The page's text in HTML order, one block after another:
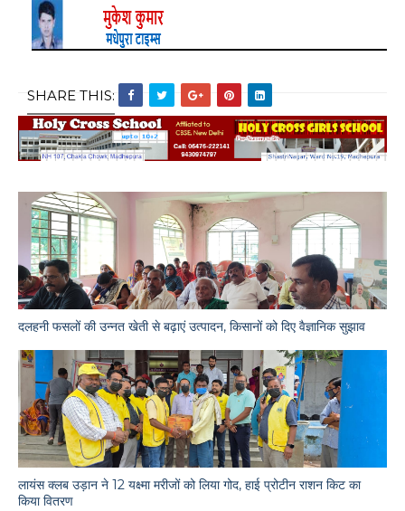
SHARE THIS:
दलहनी फसलों की उन्नत खेती से बढ़ाएं उत्पादन, किसानों को दिए वैज्ञानिक सुझाव
लायंस क्लब उड़ान ने 12 यक्ष्मा मरीजों को लिया गोद, हाई प्रोटीन राशन किट का
किया वितरण